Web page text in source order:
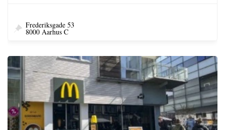
Frederiksgade 53
8000 Aarhus C